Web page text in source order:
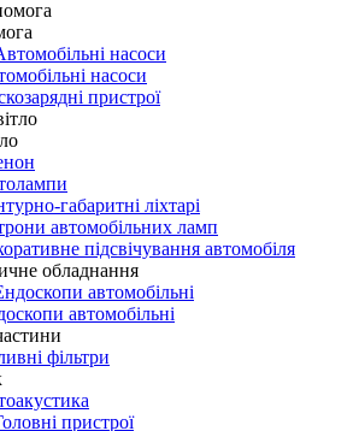
насоси
пристрої
габаритні ліхтарі
автомобільних ламп
підсвічування автомобіля
обладнання
автомобільні
фільтри